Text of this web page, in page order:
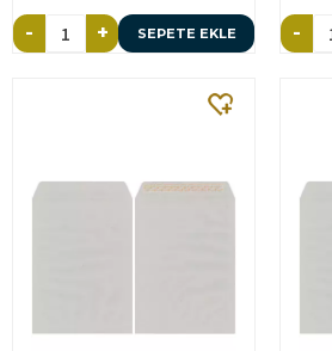
- + SEPETE EKLE -